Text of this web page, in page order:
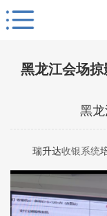
黑龙江会场掠
黑
瑞升达收银系统